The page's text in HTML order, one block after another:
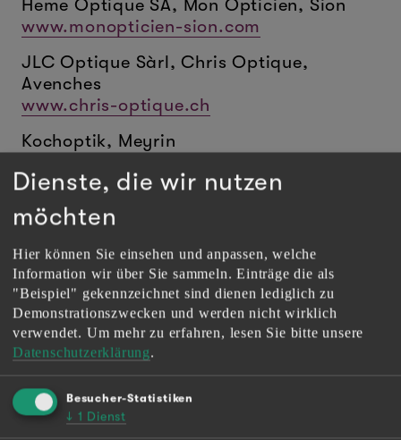
Heme Optique SA, Mon Opticien, Sion
www.monopticien-sion.com
JLC Optique Sàrl, Chris Optique,
Avenches
www.chris-optique.ch
Kochoptik, Meyrin
Krass Optik Schweiz AG, Zürich
www.krass-optik.com
Kühnis Brillen + Optik AG, Altstätten
www.kuehnis.ch
Kühnis Optik Gossau AG, Gossau
www.kuehnis-optik-gossau.ch
www.mcoptik.ch
Optic 2000 Prilly SA
Dienste, die wir nutzen
möchten
Hier können Sie einsehen und anpassen, welche
Information wir über Sie sammeln. Einträge die als
"Beispiel" gekennzeichnet sind dienen lediglich zu
Demonstrationszwecken und werden nicht wirklich
verwendet. Um mehr zu erfahren, lesen Sie bitte unsere
Datenschutzerklärung.
Besucher-Statistiken
↓ 1 Dienst